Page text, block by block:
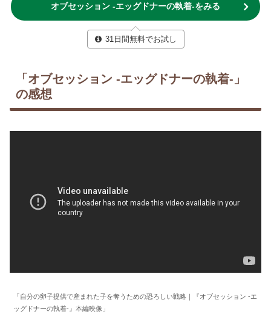
オブセッション -エッグドナーの執着-をみる
31日間無料でお試し
「オブセッション -エッグドナーの執着-」
の感想
「自分の卵子提供で産まれた子を奪うための恐ろしい戦略｜『オブセッション -エ
ッグドナーの執着-』本編映像」